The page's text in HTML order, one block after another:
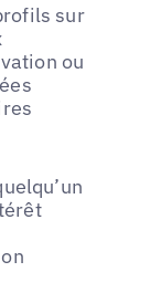
sur
ou